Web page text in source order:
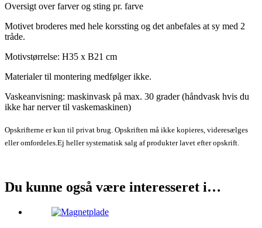
Oversigt over farver og sting pr. farve
Motivet broderes med hele korssting og det anbefales at sy med 2
tråde.
Motivstørrelse: H35 x B21 cm
Materialer til montering medfølger ikke.
Vaskeanvisning: maskinvask på max. 30 grader (håndvask hvis du
ikke har nerver til vaskemaskinen)
Opskrifterne er kun til privat brug. Opskriften må ikke kopieres, videresælges
eller omfordeles.Ej heller systematisk salg af produkter lavet efter opskrift.
Du kunne også være interesseret i…